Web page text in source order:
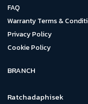
FAQ
Warranty Terms &
Privacy Policy
Cookie Policy
BRANCH
Ratchadaphisek